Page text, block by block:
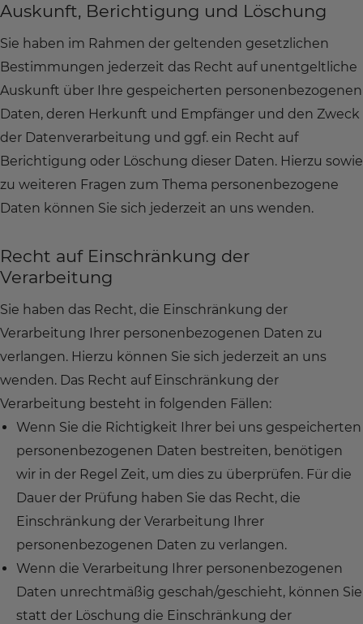
Auskunft, Berichtigung und Löschung
Sie haben im Rahmen der geltenden gesetzlichen
Bestimmungen jederzeit das Recht auf unentgeltliche
Auskunft über Ihre gespeicherten personenbezogenen
Daten, deren Herkunft und Empfänger und den Zweck
der Datenverarbeitung und ggf. ein Recht auf
Berichtigung oder Löschung dieser Daten. Hierzu sowie
zu weiteren Fragen zum Thema personenbezogene
Daten können Sie sich jederzeit an uns wenden.
Recht auf Einschränkung der
Verarbeitung
Sie haben das Recht, die Einschränkung der
Verarbeitung Ihrer personenbezogenen Daten zu
verlangen. Hierzu können Sie sich jederzeit an uns
wenden. Das Recht auf Einschränkung der
Verarbeitung besteht in folgenden Fällen:
Wenn Sie die Richtigkeit Ihrer bei uns gespeicherten
personenbezogenen Daten bestreiten, benötigen
wir in der Regel Zeit, um dies zu überprüfen. Für die
Dauer der Prüfung haben Sie das Recht, die
Einschränkung der Verarbeitung Ihrer
personenbezogenen Daten zu verlangen.
Wenn die Verarbeitung Ihrer personenbezogenen
Daten unrechtmäßig geschah/geschieht, können Sie
statt der Löschung die Einschränkung der